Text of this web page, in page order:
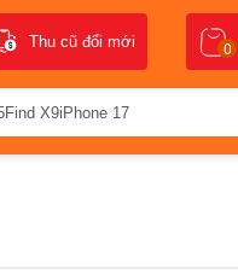
0
Thu cũ đổi mới
Find X9iPhone 17